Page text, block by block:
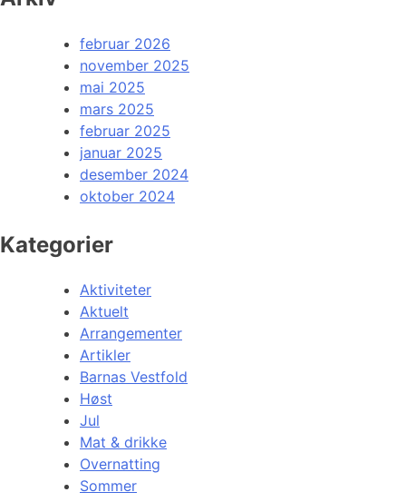
februar 2026
november 2025
mai 2025
mars 2025
februar 2025
januar 2025
desember 2024
oktober 2024
Kategorier
Aktiviteter
Aktuelt
Arrangementer
Artikler
Barnas Vestfold
Høst
Jul
Mat & drikke
Overnatting
Sommer